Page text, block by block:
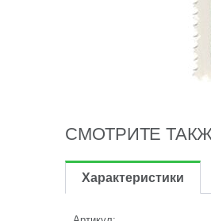
СМОТРИТЕ
Характеристики